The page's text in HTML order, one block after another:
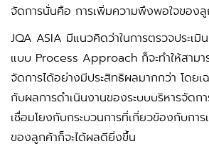
จัดการนั่นคือ การเพิ่มความพึงพอใจของลู
JQA ASIA มีแนวคิดว่าในการตรวจประเ
แบบ Process Approach ก็จะทำให้สามา
จัดการได้อย่างมีประสิทธิผลมากกว่า โดยเ
กับผลการดำเนินงานของระบบบริหารจัดก
เชื่อมโยงกับกระบวนการที่เกี่ยวข้องกับกา
ของลูกค้าก็จะได้ผลดียิ่งขึ้น